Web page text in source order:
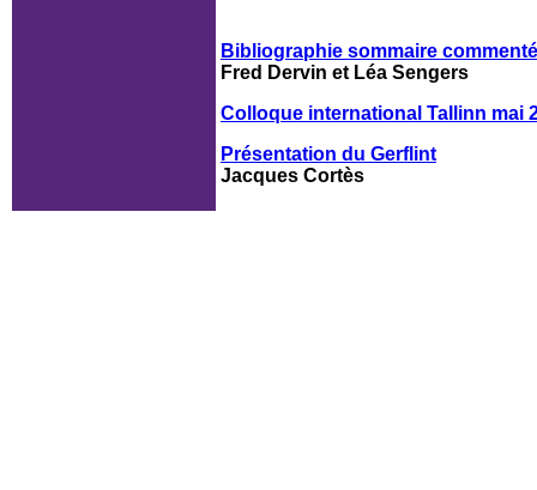
Bibliographie sommaire
Fred Dervin et Léa Sengers
Colloque international Tallinn mai
Présentation du Gerflint
Jacques Cortès